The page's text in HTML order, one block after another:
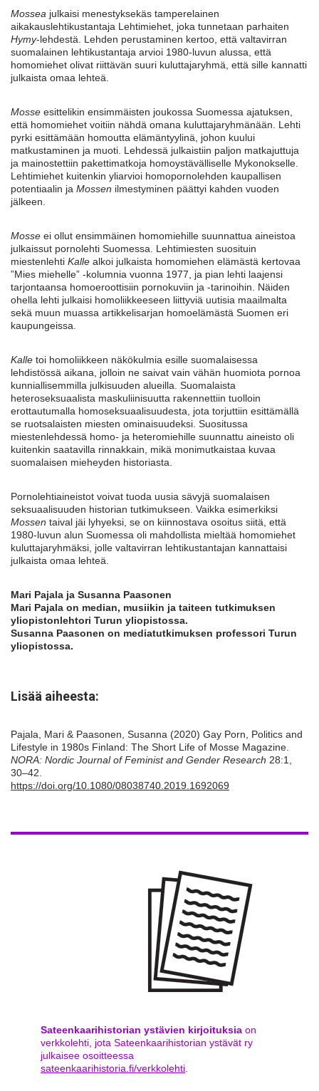
Mossea julkaisi menestyksekäs tamperelainen
aikakauslehtikustantaja Lehtimiehet, joka tunnetaan parhaiten
Hymy-lehdestä. Lehden perustaminen kertoo, että valtavirran
suomalainen lehtikustantaja arvioi 1980-luvun alussa, että
homomiehet olivat riittävän suuri kuluttajaryhmä, että sille kannatti
julkaista omaa lehteä.
Mosse esittelikin ensimmäisten joukossa Suomessa ajatuksen,
että homomiehet voitiin nähdä omana kuluttajaryhmänään. Lehti
pyrki esittämään homoutta elämäntyylinä, johon kuului
matkustaminen ja muoti. Lehdessä julkaistiin paljon matkajuttuja
ja mainostettiin pakettimatkoja homoystävälliselle Mykonokselle.
Lehtimiehet kuitenkin yliarvioi homopornolehden kaupallisen
potentiaalin ja Mossen ilmestyminen päättyi kahden vuoden
jälkeen.
Mosse ei ollut ensimmäinen homomiehille suunnattua aineistoa
julkaissut pornolehti Suomessa. Lehtimiesten suosituin
miestenlehti Kalle alkoi julkaista homomiehen elämästä kertovaa
”Mies miehelle” -kolumnia vuonna 1977, ja pian lehti laajensi
tarjontaansa homoeroottisiin pornokuviin ja -tarinoihin. Näiden
ohella lehti julkaisi homoliikkeeseen liittyviä uutisia maailmalta
sekä muun muassa artikkelisarjan homoelämästä Suomen eri
kaupungeissa.
Kalle toi homoliikkeen näkökulmia esille suomalaisessa
lehdistössä aikana, jolloin ne saivat vain vähän huomiota pornoa
kunniallisemmilla julkisuuden alueilla. Suomalaista
heteroseksuaalista maskuliinisuutta rakennettiin tuolloin
erottautumalla homoseksuaalisuudesta, jota torjuttiin esittämällä
se ruotsalaisten miesten ominaisuudeksi. Suositussa
miestenlehdessä homo- ja heteromiehille suunnattu aineisto oli
kuitenkin saatavilla rinnakkain, mikä monimutkaistaa kuvaa
suomalaisen mieheyden historiasta.
Pornolehtiaineistot voivat tuoda uusia sävyjä suomalaisen
seksuaalisuuden historian tutkimukseen. Vaikka esimerkiksi
Mossen taival jäi lyhyeksi, se on kiinnostava osoitus siitä, että
1980-luvun alun Suomessa oli mahdollista mieltää homomiehet
kuluttajaryhmäksi, jolle valtavirran lehtikustantajan kannattaisi
julkaista omaa lehteä.
Mari Pajala ja Susanna Paasonen
Mari Pajala on median, musiikin ja taiteen tutkimuksen
yliopistonlehtori Turun yliopistossa.
Susanna Paasonen on mediatutkimuksen professori Turun
yliopistossa.
Lisää aiheesta:
Pajala, Mari & Paasonen, Susanna (2020) Gay Porn, Politics and
Lifestyle in 1980s Finland: The Short Life of Mosse Magazine.
NORA: Nordic Journal of Feminist and Gender Research 28:1,
30–42.
https://doi.org/10.1080/08038740.2019.1692069
Sateenkaarihistorian ystävien kirjoituksia on
verkkolehti, jota Sateenkaarihistorian ystävät ry
julkaisee osoitteessa
sateenkaarihistoria.fi/verkkolehti.